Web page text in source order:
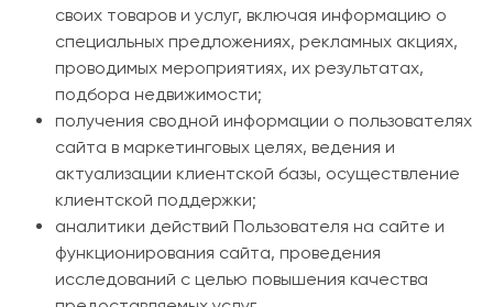
своих товаров и услуг, включая информацию о
специальных предложениях, рекламных акциях,
проводимых мероприятиях, их результатах,
подбора недвижимости;
получения сводной информации о пользователях
сайта в маркетинговых целях, ведения и
актуализации клиентской базы, осуществление
клиентской поддержки;
аналитики действий Пользователя на сайте и
функционирования сайта, проведения
исследований с целью повышения качества